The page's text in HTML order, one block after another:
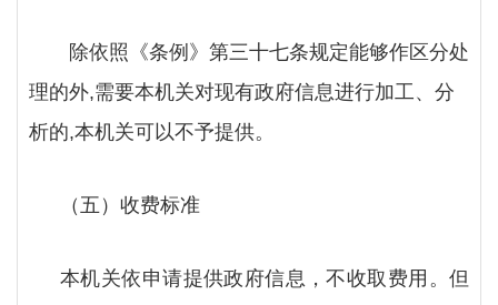
除依照《条例》第三十七条规定能够作区分处
理的外,需要本机关对现有政府信息进行加工、分
析的,本机关可以不予提供。
（五）收费标准
本机关依申请提供政府信息，不收取费用。但